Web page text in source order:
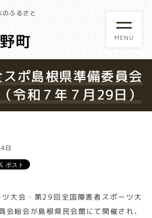
ふるさと
ポ島根県準備委員会
令和７年７月29日）
日
大会・第29回全国障害者スポーツ大
会総会が島根県民会館にて開催され、